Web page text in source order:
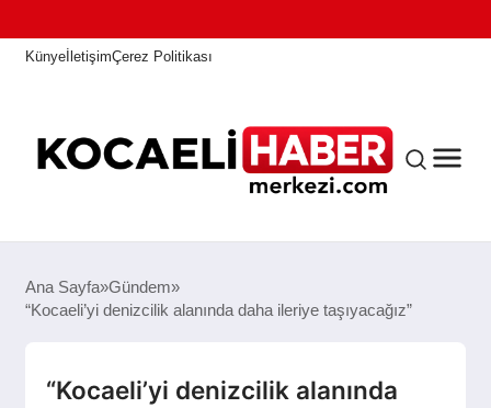
KünyeİletişimÇerez Politikası
ANASAYFA
Ana Sayfa Gündem
“Kocaeli’yi denizcilik alanında daha ileriye taşıyacağız”
“Kocaeli’yi denizcilik alanında